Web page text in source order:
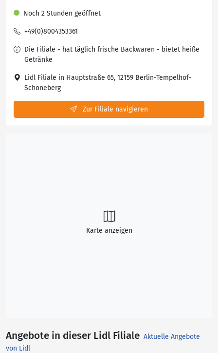
Noch 2 Stunden geöffnet
+49(0)8004353361
Die Filiale - hat täglich frische Backwaren - bietet heiße
Getränke
Lidl Filiale in Hauptstraße 65, 12159 Berlin-Tempelhof-
Schöneberg
Zur Filiale navigieren
Karte anzeigen
Angebote in dieser Lidl Filiale Aktuelle Angebote
von Lidl